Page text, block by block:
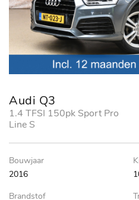
Audi Q3
1.4 TFSI 150pk Sport Pro
Line S
Bouwjaar
2016
Brandstof